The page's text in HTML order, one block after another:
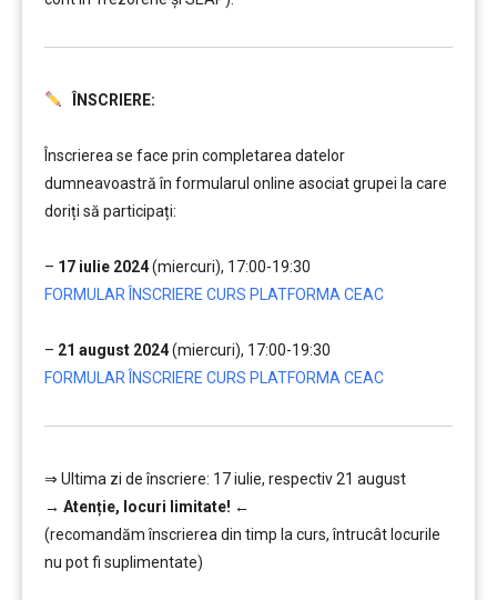
ÎNSCRIERE:
Înscrierea se face prin completarea datelor
dumneavoastră în formularul online asociat grupei la care
doriți să participați:
– 17 iulie 2024(miercuri), 17:00-19:30
FORMULAR ÎNSCRIERE CURS PLATFORMA CEAC
– 21 august 2024(miercuri), 17:00-19:30
FORMULAR ÎNSCRIERE CURS PLATFORMA CEAC
⇒ Ultima zi de înscriere: 17 iulie, respectiv 21 august
→ Atenție, locuri limitate! ←
(recomandăm înscrierea din timp la curs, întrucât locurile
nu pot fi suplimentate)